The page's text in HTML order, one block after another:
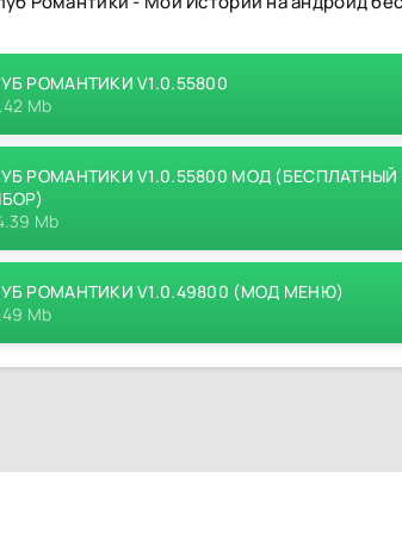
РОМАНТИКИ V1.0.55800
Mb
РОМАНТИКИ V1.0.55800 МОД
Mb
РОМАНТИКИ V1.0.49800 (МОД МЕНЮ)
Mb